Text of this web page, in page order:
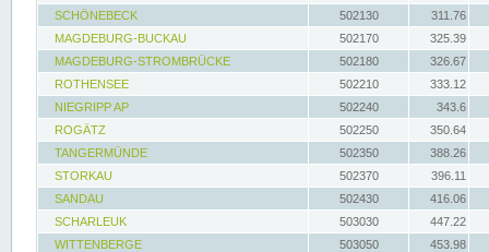
SCHÖNEBECK
502130
311.76
MAGDEBURG-BUCKAU
502170
325.39
MAGDEBURG-STROMBRÜCKE
502180
326.67
ROTHENSEE
502210
333.12
NIEGRIPP AP
502240
343.6
ROGÄTZ
502250
350.64
TANGERMÜNDE
502350
388.26
STORKAU
502370
396.11
SANDAU
502430
416.06
SCHARLEUK
503030
447.22
WITTENBERGE
503050
453.98